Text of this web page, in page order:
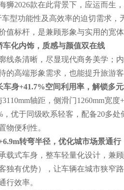
狮2026款在此背景下，应运而生
型功能性及高效率的迫切需求
值标杆，是兼顾形象与实用的宽
化内饰，质感与颜值双在线
线条清晰，尽显现代商务美学；
的高端形象需求，也能提升旅游
车身+41.7%空间利用率，解锁多
轴距，侧滑门1260mm宽
，优于同级欧系轻客，配备20多
物便利性。
转弯半径，优化城市场景通行
载式车身，整车轻量化设计，兼
独有优势），让车辆在城市狭窄
行效率。